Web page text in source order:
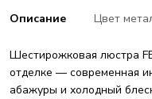
Описание Цвет
Шестирожковая люстра
отделке — современная
абажуры и холодный